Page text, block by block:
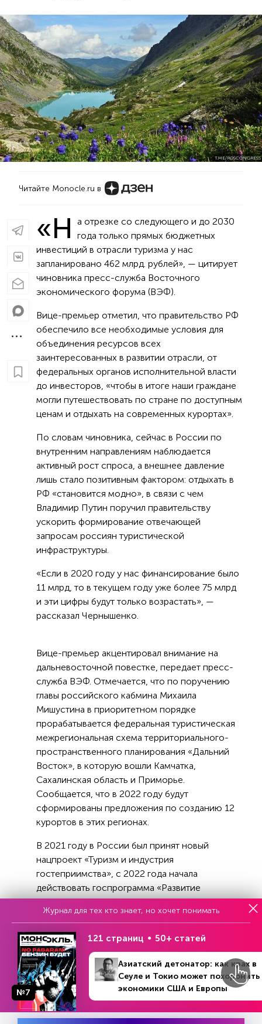
T.ME/ROSCONGRESS
Читайте Monocle.ru в
«Н
а отрезке со следующего и до 2030
года только прямых бюджетных
инвестиций в отрасли туризма у нас
запланировано 462 млрд. рублей», — цитирует
чиновника пресс-служба Восточного
экономического форума (ВЭФ).
Вице-премьер отметил, что правительство РФ
обеспечило все необходимые условия для
объединения ресурсов всех
заинтересованных в развитии отрасли, от
федеральных органов исполнительной власти
до инвесторов, «чтобы в итоге наши граждане
могли путешествовать по стране по доступным
ценам и отдыхать на современных курортах».
По словам чиновника, сейчас в России по
внутренним направлениям наблюдается
активный рост спроса, а внешнее давление
лишь стало позитивным фактором: отдыхать в
РФ «становится модно», в связи с чем
Владимир Путин поручил правительству
ускорить формирование отвечающей
запросам россиян туристической
инфраструктуры.
«Если в 2020 году у нас финансирование было
11 млрд, то в текущем году уже более 75 млрд
и эти цифры будут только возрастать», —
рассказал Чернышенко.
Вице-премьер акцентировал внимание на
дальневосточной повестке, передает пресс-
служба ВЭФ. Отмечается, что по поручению
главы российского кабмина Михаила
Мишустина в приоритетном порядке
прорабатывается федеральная туристическая
межрегиональная схема территориального-
пространственного планирования «Дальний
Восток», в которую вошли Камчатка,
Сахалинская область и Приморье.
Сообщается, что в 2022 году будут
сформированы предложения по созданию 12
курортов в этих регионах.
В 2021 году в России был принят новый
нацпроект «Туризм и индустрия
гостеприимства», с 2022 года начала
действовать госпрограмма «Развитие
туризма». Объем финансирования до 2024
года — 724 млрд руб.
Ранее «Эксперт»писал о том, что, по данным
МЧС и Минприроды, этим летом значительно
выросло количество россиян, отправившихся в
туристические походы, что
объясняется сокращением возможностей
выезда за рубеж и появлением более
Журнал для тех кто знает, но хочет понимать
№7
121 страниц 50+ статей
Азиатский детонатор: как крах в
Сеуле и Токио может похоронить
экономики США и Европы